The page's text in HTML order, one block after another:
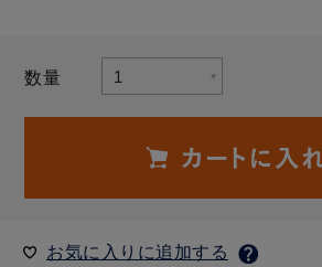
数量
お気に入りに追加する